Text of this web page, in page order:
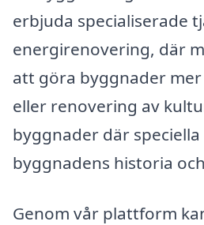
erbjuda specialiserade
energirenovering, där
att göra byggnader
eller renovering av
byggnader där
byggnadens historia
Genom vår plattform